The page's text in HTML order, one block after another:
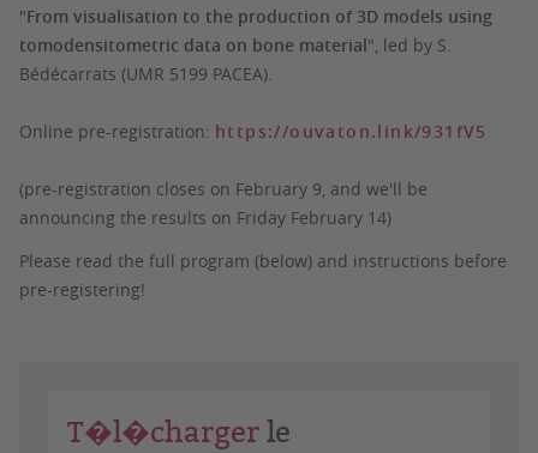
"From visualisation to the production of 3D models using
tomodensitometric data on bone material", led by S.
Bédécarrats (UMR 5199 PACEA).
Online pre-registration: https://ouvaton.link/931fV5
(pre-registration closes on February 9, and we'll be
announcing the results on Friday February 14)
Please read the full program (below) and instructions before
pre-registering!
T�l�chargerle